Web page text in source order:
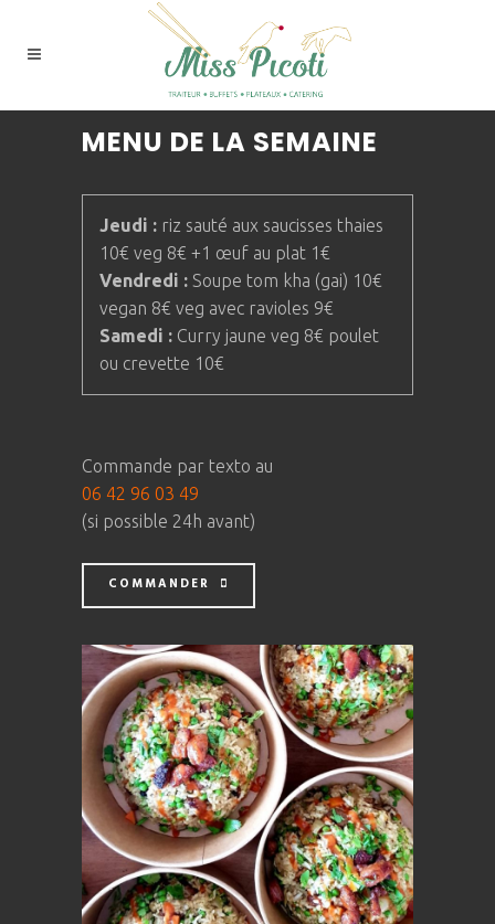
MENU DE LA SEMAINE
Jeudi : riz sauté aux saucisses thaies
10€ veg 8€ +1 œuf au plat 1€
Vendredi : Soupe tom kha (gai) 10€
vegan 8€ veg avec ravioles 9€
Samedi : Curry jaune veg 8€ poulet
ou crevette 10€
Commande par texto au
06 42 96 03 49
(si possible 24h avant)
COMMANDER